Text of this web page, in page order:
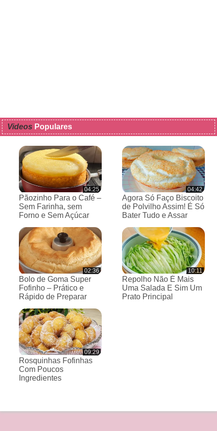
Videos Populares
04:25
Pãozinho Para o Café –
Sem Farinha, sem
Forno e Sem Açúcar
04:42
Agora Só Faço Biscoito
de Polvilho Assim! É Só
Bater Tudo e Assar
02:36
Bolo de Goma Super
Fofinho – Prático e
Rápido de Preparar
10:11
Repolho Não É Mais
Uma Salada E Sim Um
Prato Principal
09:29
Rosquinhas Fofinhas
Com Poucos
Ingredientes